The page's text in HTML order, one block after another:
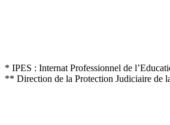
* IPES : Internat Professionnel de
** Direction de la Protection Judiciaire de